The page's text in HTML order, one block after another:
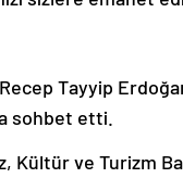
sohbet etti.